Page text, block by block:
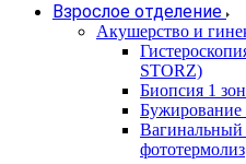
Взрослое отделение
Акушерство и
STORZ)
Биопсия 1
Бужирование
фототермолиз